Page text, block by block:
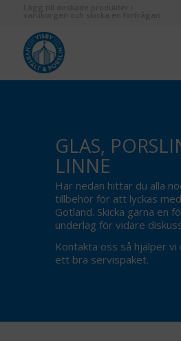
GLAS,
LINNE
Här nedan hittar du alla
tillbehör för att lyckas
Gotland. Skicka gärna en
underlag för vidare
Kontakta oss så hjälper
ett bra servispaket.